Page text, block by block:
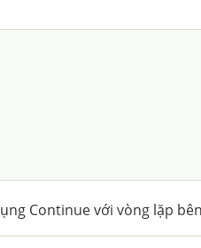
Continue với vòng lặp